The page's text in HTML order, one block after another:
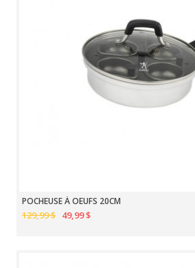
POCHEUSE À OEUFS 20CM
129,99 $ 49,99 $